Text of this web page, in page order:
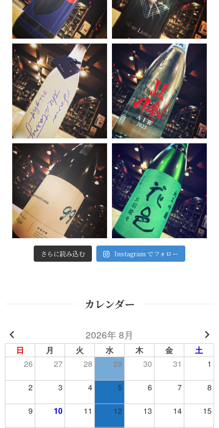
さらに読み込む Instagram でフォロー
カレンダー
2026年 8月
日 月 火 水 木 金
土
26
27 28 29 30 31 1
2 3 4 5 6 7 8
9 10 11 12 13 14 15